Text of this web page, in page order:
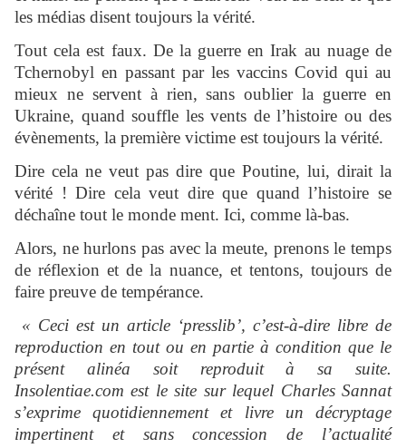
les médias disent toujours la vérité.
Tout cela est faux. De la guerre en Irak au nuage de
Tchernobyl en passant par les vaccins Covid qui au
mieux ne servent à rien, sans oublier la guerre en
Ukraine, quand souffle les vents de l’histoire ou des
évènements, la première victime est toujours la vérité.
Dire cela ne veut pas dire que Poutine, lui, dirait la
vérité ! Dire cela veut dire que quand l’histoire se
déchaîne tout le monde ment. Ici, comme là-bas.
Alors, ne hurlons pas avec la meute, prenons le temps
de réflexion et de la nuance, et tentons, toujours de
faire preuve de tempérance.
« Ceci est un article ‘presslib’, c’est-à-dire libre de
reproduction en tout ou en partie à condition que le
présent alinéa soit reproduit à sa suite.
Insolentiae.com est le site sur lequel Charles Sannat
s’exprime quotidiennement et livre un décryptage
impertinent et sans concession de l’actualité